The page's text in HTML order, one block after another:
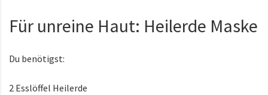
Für unreine Haut: Heilerde Maske
Du benötigst:
2 Esslöffel Heilerde